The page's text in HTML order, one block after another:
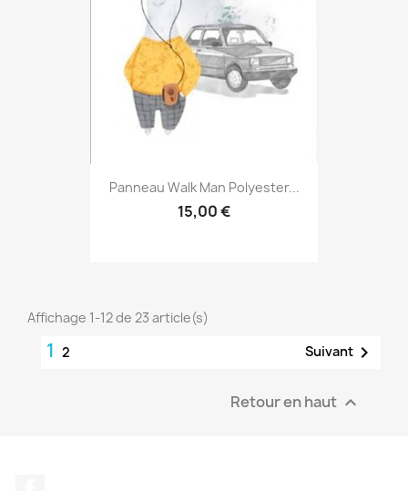
Panneau Walk Man Polyester...
15,00 €
Affichage 1-12 de 23 article(s)
1 2 Suivant 
Retour en haut 